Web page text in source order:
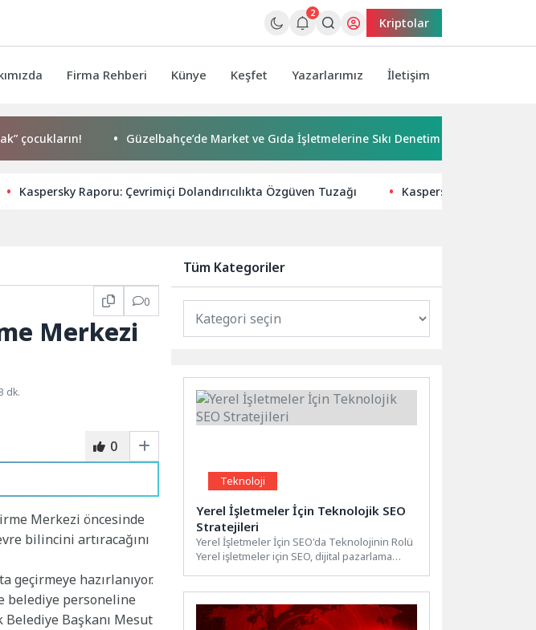
2
Kriptolar
Firma Rehberi Künye Keşfet Yazarlarımız İletişim
Güzelbahçe’de Market ve Gıda İşletmelerine Sıkı Denetim
Kaspersky Raporu: Çevrimiçi Dolandırıcılıkta Özgüven Tuzağı Kaspersky, Dünya
0
Merkezi
dk.
0
Merkezi öncesinde
bilincini artıracağını
geçirmeye hazırlanıyor.
belediye personeline
Başkanı Mesut
Tüm Kategoriler
Teknoloji
Yerel İşletmeler İçin Teknolojik SEO
Stratejileri
Yerel İşletmeler İçin SEO'da Teknolojinin Rolü
Yerel işletmeler için SEO, dijital pazarlama